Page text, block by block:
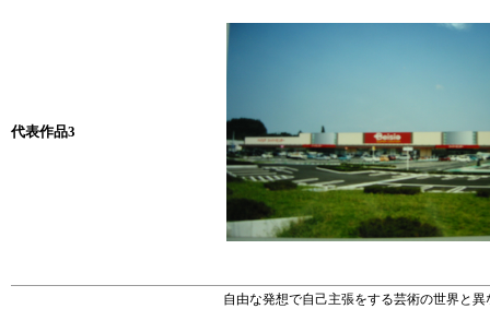
代表作品3
自由な発想で自己主張をする芸術の世界と